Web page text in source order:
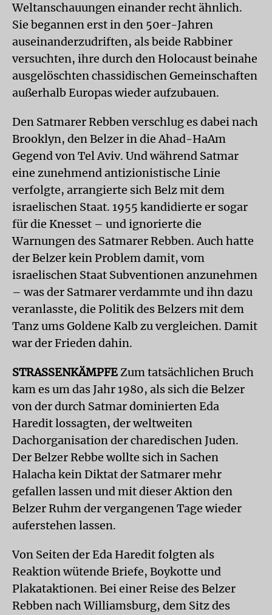
Weltanschauungen einander recht ähnlich.
Sie begannen erst in den 50er-Jahren
auseinanderzudriften, als beide Rabbiner
versuchten, ihre durch den Holocaust beinahe
ausgelöschten chassidischen Gemeinschaften
außerhalb Europas wieder aufzubauen.
Den Satmarer Rebben verschlug es dabei nach
Brooklyn, den Belzer in die Ahad-HaAm
Gegend von Tel Aviv. Und während Satmar
eine zunehmend antizionistische Linie
verfolgte, arrangierte sich Belz mit dem
israelischen Staat. 1955 kandidierte er sogar
für die Knesset – und ignorierte die
Warnungen des Satmarer Rebben. Auch hatte
der Belzer kein Problem damit, vom
israelischen Staat Subventionen anzunehmen
– was der Satmarer verdammte und ihn dazu
veranlasste, die Politik des Belzers mit dem
Tanz ums Goldene Kalb zu vergleichen. Damit
war der Frieden dahin.
STRASSENKÄMPFEZum tatsächlichen Bruch
kam es um das Jahr 1980, als sich die Belzer
von der durch Satmar dominierten Eda
Haredit lossagten, der weltweiten
Dachorganisation der charedischen Juden.
Der Belzer Rebbe wollte sich in Sachen
Halacha kein Diktat der Satmarer mehr
gefallen lassen und mit dieser Aktion den
Belzer Ruhm der vergangenen Tage wieder
auferstehen lassen.
Von Seiten der Eda Haredit folgten als
Reaktion wütende Briefe, Boykotte und
Plakataktionen. Bei einer Reise des Belzer
Rebben nach Williamsburg, dem Sitz des